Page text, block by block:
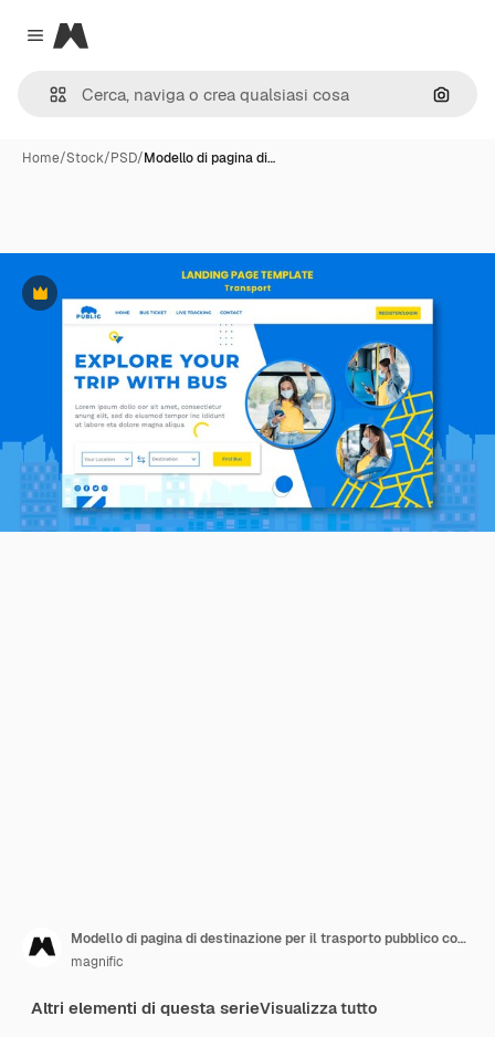
Close menu
Magnific
Cerca
Home/Stock/PSD/Modello di pagina di…
Premium
Modello di pagina di destinazione per il trasporto pubblico con pendolare femminile
magnific
Altri elementi di questa serieVisualizza tutto